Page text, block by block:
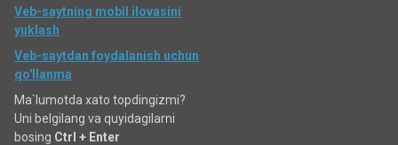
Veb-saytning mobil ilovasini
yuklash
Veb-saytdan foydalanish uchun
qo'llanma
Ma`lumotda xato topdingizmi?
Uni belgilang va quyidagilarni
bosing Ctrl + Enter